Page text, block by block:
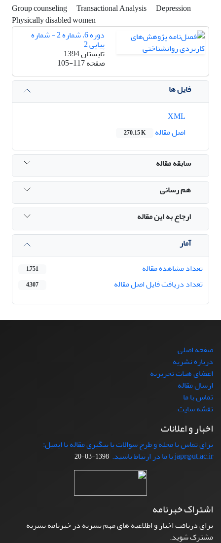
Group counseling Transactional Analysis
Depression
Physically disabled women
دوره 6، شماره 2 - شماره
پیاپی 2
تابستان 1394
صفحه105-117
فایل ها
اصل مقاله
270.15 K
سابقه مقاله
هم رسانی
ارجاع به این مقاله
آمار
تعداد مشاهده مقاله
1,751
تعداد دریافت فایل اصل مقاله 4,307
صفحه اصلی
درباره نشریه
اعضای هیات تحریریه
ارسال مقاله
تماس با ما
نقشه سایت
اخبار و اعلانات
برای تماس با مجله و طرح سوالات یا پیگیری مقاله با ایمیل:
japr@ut.ac.ir با ما در ارتباط باشید.
1398-03-20
اشتراک خبرنامه
برای دریافت اخبار و اطلاعیه های مهم نشریه در خبرنامه نشریه
مشترک شوید.